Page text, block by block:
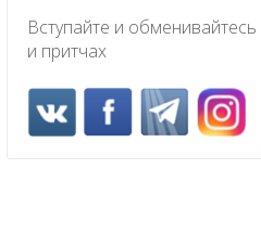
Вступайте и
и притчах